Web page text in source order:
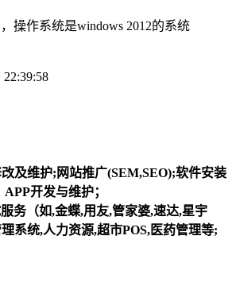
操作系统是windows 2012的系统
及维护;网站推广(SEM,SEO);软件安装
开发与维护；
务（如,金蝶,用友,管家婆,速达,星宇
系统,人力资源,超市POS,医药管理等;